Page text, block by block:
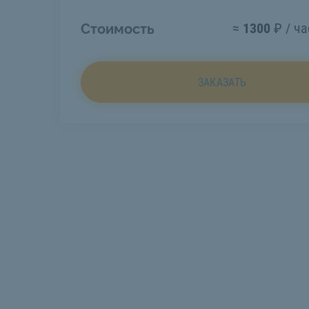
Стоимость ≈ 1300 ₽ /
ЗАКАЗАТЬ